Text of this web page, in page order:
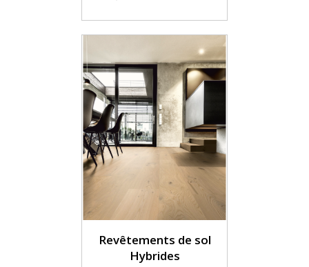
Revêtements de sol
Hybrides